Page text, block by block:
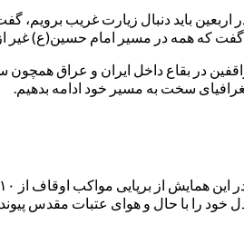
اربعین باید دنبال زیارت غریب
که همه در مسیر امام حسین(ع)
در بقاع داخل ایران و عراق همچون
سخت به مسیر خود ادامه بدهیم.
خود را با حال و هوای عتبات مقدس